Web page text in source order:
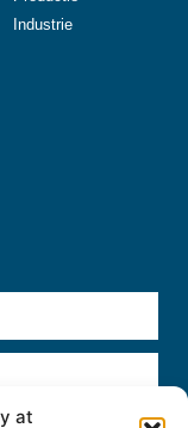
at
Industrie